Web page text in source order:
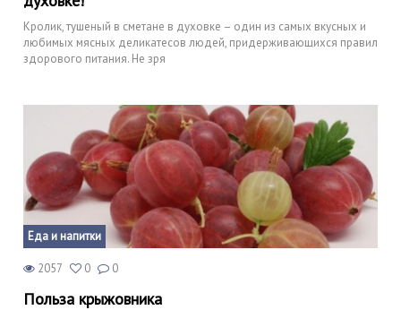
Кролик, тушеный в сметане в духовке – один из самых вкусных и
любимых мясных деликатесов людей, придерживающихся правил
здорового питания. Не зря
Еда и напитки
2057 0 0
Польза крыжовника